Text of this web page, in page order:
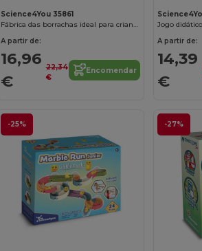
Science4You 35861
Fábrica das borrachas ideal para crianças
A partir de:
16,96
€
22,34
€
Encomendar
Jogo
A partir de:
14,39
€
-25% -27%